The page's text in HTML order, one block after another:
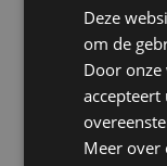
Deze
om de
Door
accepteert
Meer over